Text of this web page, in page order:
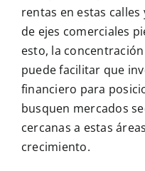
rentas en estas
de ejes comerciales
esto, la
puede facilitar que
financiero para
busquen mercados
cercanas a estas
crecimiento.